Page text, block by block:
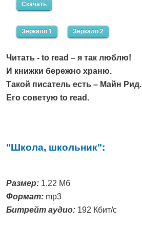
Скачать
Зеркало 1 Зеркало 2
Читать - to read – я так люблю!
И книжки бережно храню.
Такой писатель есть – Майн Рид.
Его советую to read.
"Школа, школьник":
Размер: 1.22 Мб
Формат: mp3
Битрейт аудио: 192 Кбит/с